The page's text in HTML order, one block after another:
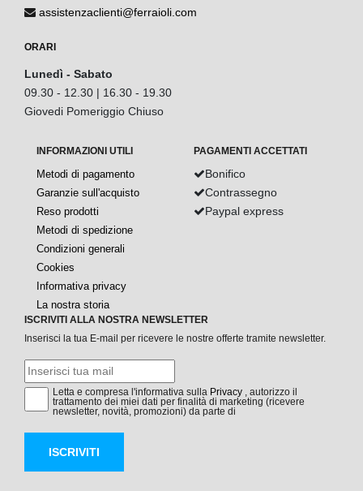
assistenzaclienti@ferraioli.com
ORARI
Lunedì - Sabato
09.30 - 12.30 | 16.30 - 19.30
Giovedi Pomeriggio Chiuso
INFORMAZIONI UTILI
Metodi di pagamento
Garanzie sull'acquisto
Reso prodotti
Metodi di spedizione
Condizioni generali
Cookies
Informativa privacy
La nostra storia
PAGAMENTI ACCETTATI
Bonifico
Contrassegno
Paypal express
ISCRIVITI ALLA NOSTRA NEWSLETTER
Inserisci la tua E-mail per ricevere le nostre offerte tramite newsletter.
Letta e compresa l'informativa sulla Privacy , autorizzo il
trattamento dei miei dati per finalità di marketing (ricevere
newsletter, novità, promozioni) da parte di
ISCRIVITI